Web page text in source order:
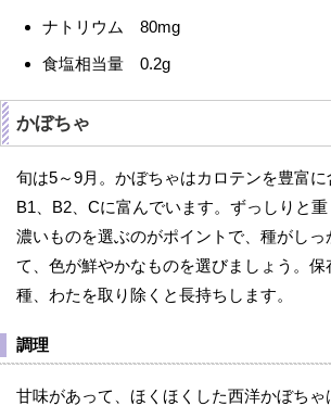
ナトリウム 80mg
食塩相当量 0.2g
かぼちゃ
旬は5～9月。かぼちゃはカロテンを豊富
B1、B2、Cに富んでいます。ずっしりと
濃いものを選ぶのがポイントで、種がしっ
て、色が鮮やかなものを選びましょう。保
種、わたを取り除くと長持ちします。
調理
甘味があって、ほくほくした西洋かぼちゃ